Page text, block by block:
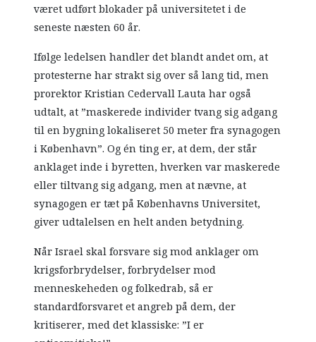
været udført blokader på universitetet i de
seneste næsten 60 år.
Ifølge ledelsen handler det blandt andet om, at
protesterne har strakt sig over så lang tid, men
prorektor Kristian Cedervall Lauta har også
udtalt, at ”maskerede individer tvang sig adgang
til en bygning lokaliseret 50 meter fra synagogen
i København”. Og én ting er, at dem, der står
anklaget inde i byretten, hverken var maskerede
eller tiltvang sig adgang, men at nævne, at
synagogen er tæt på Københavns Universitet,
giver udtalelsen en helt anden betydning.
Når Israel skal forsvare sig mod anklager om
krigsforbrydelser, forbrydelser mod
menneskeheden og folkedrab, så er
standardforsvaret et angreb på dem, der
kritiserer, med det klassiske: ”I er